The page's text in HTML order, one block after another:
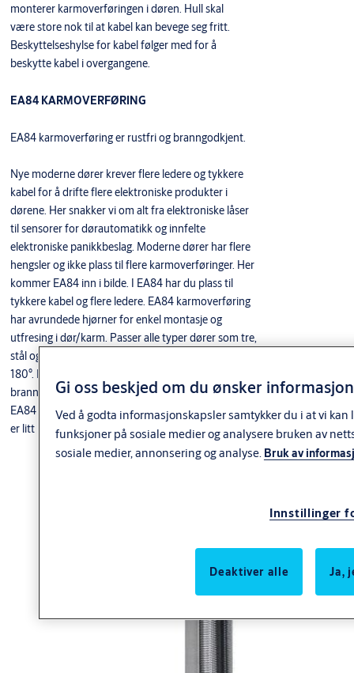
monterer karmoverføringen i døren. Hull skal
være store nok til at kabel kan bevege seg fritt.
Beskyttelseshylse for kabel følger med for å
beskytte kabel i overgangene.
EA84 KARMOVERFØRING
EA84 karmoverføring er rustfri og branngodkjent.
Nye moderne dører krever flere ledere og tykkere
kabel for å drifte flere elektroniske produkter i
dørene. Her snakker vi om alt fra elektroniske låser
til sensorer for dørautomatikk og innfelte
elektroniske panikkbeslag. Moderne dører har flere
hengsler og ikke plass til flere karmoverføringer. Her
kommer EA84 inn i bilde. I EA84 har du plass til
tykkere kabel og flere ledere. EA84 karmoverføring
har avrundede hjørner for enkel montasje og
utfresing i dør/karm. Passer alle typer dører som tre,
stål og aluminiums dører. Åpningsvinkel på maks
180°. EA84 karmoverføring har gjennomgått
branntester og er godkjent opp til E/EI120.
EA84 har samme lengde som sine forgjengere, men
er litt bredere og litt dypere.
Gi oss beskjed om du ønsker
Ved å godta informasjonskapsler samtykker du i at vi
funksjoner på sosiale medier og analysere bruken av
sosiale medier, annonsering og analyse. Bruk av
Innstillinger
Deaktiver alle Ja,